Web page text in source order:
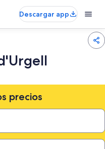
Descargar app
precios